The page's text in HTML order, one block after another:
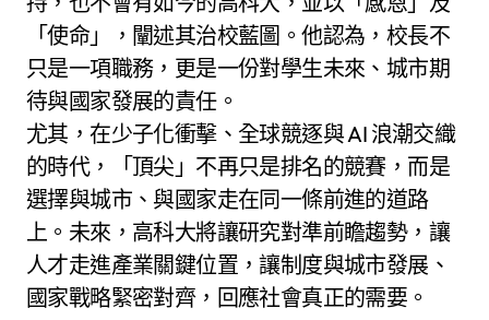
「使命」，闡述其治校藍圖。他認為，校長不
只是一項職務，更是一份對學生未來、城市期
待與國家發展的責任。
尤其，在少子化衝擊、全球競逐與 AI 浪潮交織
的時代，「頂尖」不再只是排名的競賽，而是
選擇與城市、與國家走在同一條前進的道路
上。未來，高科大將讓研究對準前瞻趨勢，讓
人才走進產業關鍵位置，讓制度與城市發展、
國家戰略緊密對齊，回應社會真正的需要。